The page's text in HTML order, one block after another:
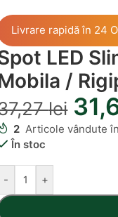
Livrare rapidă în 24
LED
/
lei
2 Articole vândute
În stoc
- +